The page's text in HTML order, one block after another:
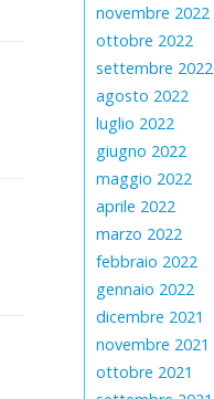
novembre 2022
ottobre 2022
settembre 2022
agosto 2022
luglio 2022
giugno 2022
maggio 2022
aprile 2022
marzo 2022
febbraio 2022
gennaio 2022
dicembre 2021
novembre 2021
ottobre 2021